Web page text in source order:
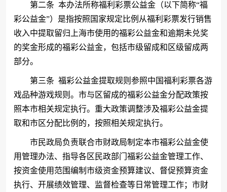
第二条 本办法所称福利彩票公益金（以下简称“福
彩公益金”）是指按照国家规定比例从福利彩票发行销售
收入中提取留归上海市使用的福彩公益金和逾期未兑奖
的奖金形成的福彩公益金，包括市级留成和区级留成两
部分。
第三条 福彩公益金提取规则参照中国福利彩票各游
戏品种游戏规则。市与区留成的福彩公益金分配政策按
照本市相关规定执行。重大政策调整涉及福彩公益金提
取和市区分配比例的，按照相关规定执行。
市民政局负责联合市财政局制定本市福彩公益金使
用管理办法、指导各区民政部门福彩公益金管理工作、
按资金使用范围编制市级资金预算建议、督促预算资金
执行、开展绩效管理、监督检查等日常管理工作；市财